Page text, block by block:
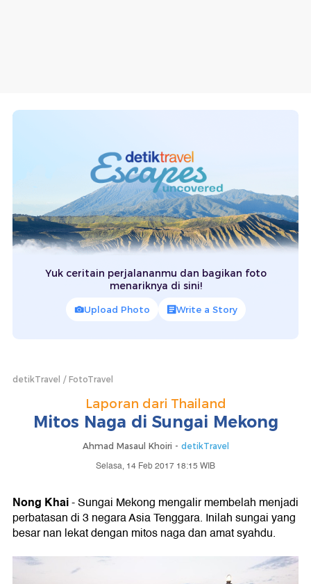
Yuk ceritain perjalananmu dan bagikan foto
menariknya di sini!
Upload Photo Write a Story
detikTravel FotoTravel
Laporan dari Thailand
Mitos Naga di Sungai Mekong
Ahmad Masaul Khoiri - detikTravel
Selasa, 14 Feb 2017 18:15 WIB
Nong Khai- Sungai Mekong mengalir membelah menjadi
perbatasan di 3 negara Asia Tenggara. Inilah sungai yang
besar nan lekat dengan mitos naga dan amat syahdu.